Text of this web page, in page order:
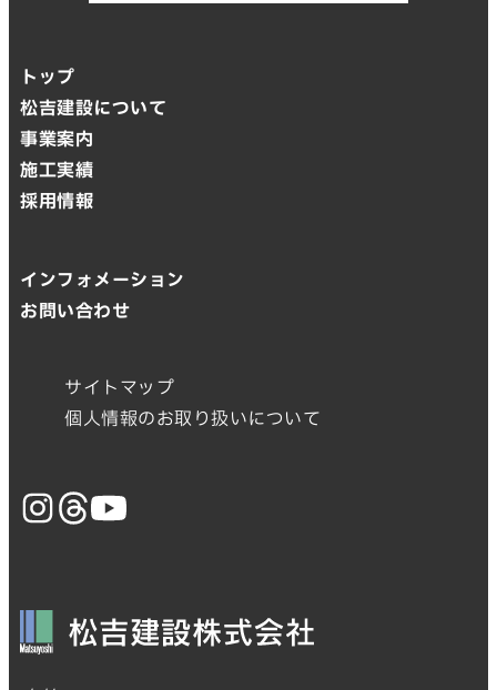
トップ
松吉建設について
事業案内
施工実績
採用情報
インフォメーション
お問い合わせ
サイトマップ
個人情報のお取り扱いについて